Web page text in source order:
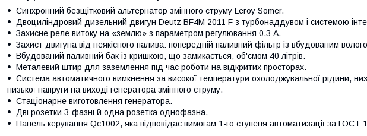
Синхронний безщітковий альтернатор змінного струму Leroy Somer.
Двоциліндровий дизельний двигун Deutz BF4M 2011 F з турбонаддувом і системою
Захисне реле витоку на «землю» з параметром регулювання 0,3 А.
Захист двигуна від неякісного палива: попередній паливний фільтр із вбудованим
Вбудований паливний бак із кришкою, що замикається, об'ємом 40 літрів.
Металевий штир для заземлення під час роботи на відкритих просторах.
Система автоматичного вимкнення за високої температури охолоджувальної рідини,
низької напруги на виході генератора змінного струму.
Стаціонарне виготовлення генератора.
Дві розетки 3-фазні й одна розетка однофазна.
Панель керування Qc1002, яка відповідає вимогам 1-го ступеня автоматизації за ГОСТ